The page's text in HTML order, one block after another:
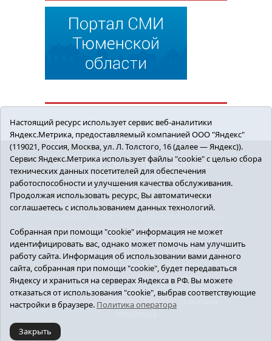
ПОЛИТИКА ОБЩЕСТВО
ЗДОРОВЬЕ
КУЛЬТУРА
БЕЗОПАСНОСТЬ
16+ © 2018 Сорокинский район в деталях.
Новости Сорокинского района
редактор - Королюк Елена Анатольевна, e-mail:
znamenka@inbox.ru, тел.: 8(34550)2-27-30
Регистрационный номер СМИ Эл №ФС77-69142
от 24 марта 2017 г., выданное Федеральной
службой по надзору в сфере связи,
информационных технологий и массовых
коммуникаций (Роскомнадзор).
Настоящий ресурс использует сервис веб-аналитики
Яндекс.Метрика, предоставляемый компанией ООО "Яндекс"
(119021, Россия, Москва, ул. Л. Толстого, 16 (далее — Яндекс)).
Сервис Яндекс.Метрика использует файлы "cookie" с целью сбора
технических данных посетителей для обеспечения
работоспособности и улучшения качества обслуживания.
Продолжая использовать ресурс, Вы автоматически
соглашаетесь с использованием данных технологий.
Собранная при помощи "cookie" информация не может
идентифицировать вас, однако может помочь нам улучшить
работу сайта. Информация об использовании вами данного
сайта, собранная при помощи "cookie", будет передаваться
Яндексу и храниться на серверах Яндекса в РФ. Вы можете
отказаться от использования "cookie", выбрав соответствующие
настройки в браузере. Политика оператора
Закрыть